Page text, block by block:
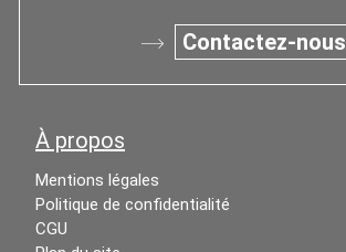
Contactez-nous
À propos
Mentions légales
Politique de confidentialité
CGU